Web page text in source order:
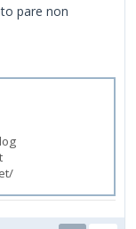
pare non